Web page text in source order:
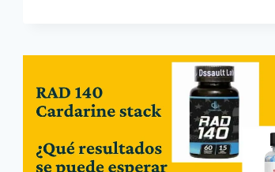
¿CÓMO
EVITAR
LOS